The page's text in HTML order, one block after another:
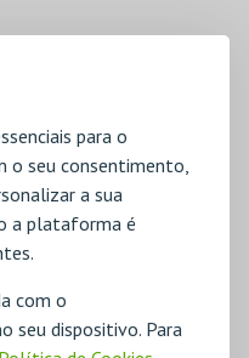
para o
o seu consentimento,
a sua
a plataforma é
com o
seu dispositivo. Para